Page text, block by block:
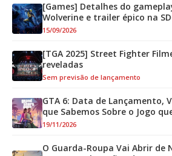
[Games] Detalhes do
Wolverine e trailer épico na
15/09/2026
[TGA 2025] Street Fighter
reveladas
Sem previsão de lançamento
GTA 6: Data de Lançamento,
que Sabemos Sobre o Jogo
19/11/2026
O Guarda-Roupa Vai Abrir de